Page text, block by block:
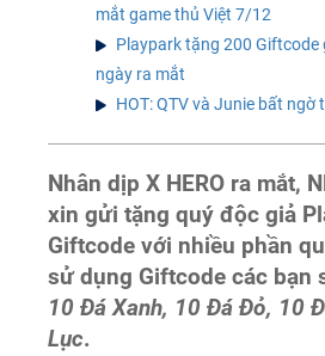
mắt game thủ Việt 7/12
Playpark tặng 200 Giftcode
ngày ra mắt
HOT: QTV và Junie bất ngờ
Nhân dịp X HERO ra mắt,
xin gửi tặng quý độc giả
Giftcode với nhiều phần
sử dụng Giftcode các bạn
10 Đá Xanh, 10 Đá Đỏ, 10
Lục.